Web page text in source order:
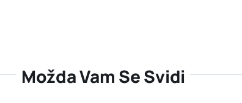
Možda Vam Se Svidi